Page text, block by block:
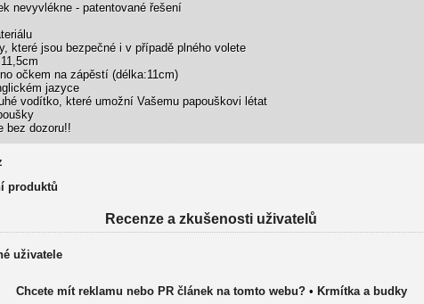
nevyvlékne - patentované řešení
které jsou bezpečné i v případě plného volete
očkem na zápěstí (délka:11cm)
jazyce
vodítko, které umožní Vašemu papouškovi létat
bez dozoru!!
produktů
Recenze a zkušenosti uživatelů
uživatele
Chcete mít reklamu nebo PR článek na tomto webu?• Krmítka a budky